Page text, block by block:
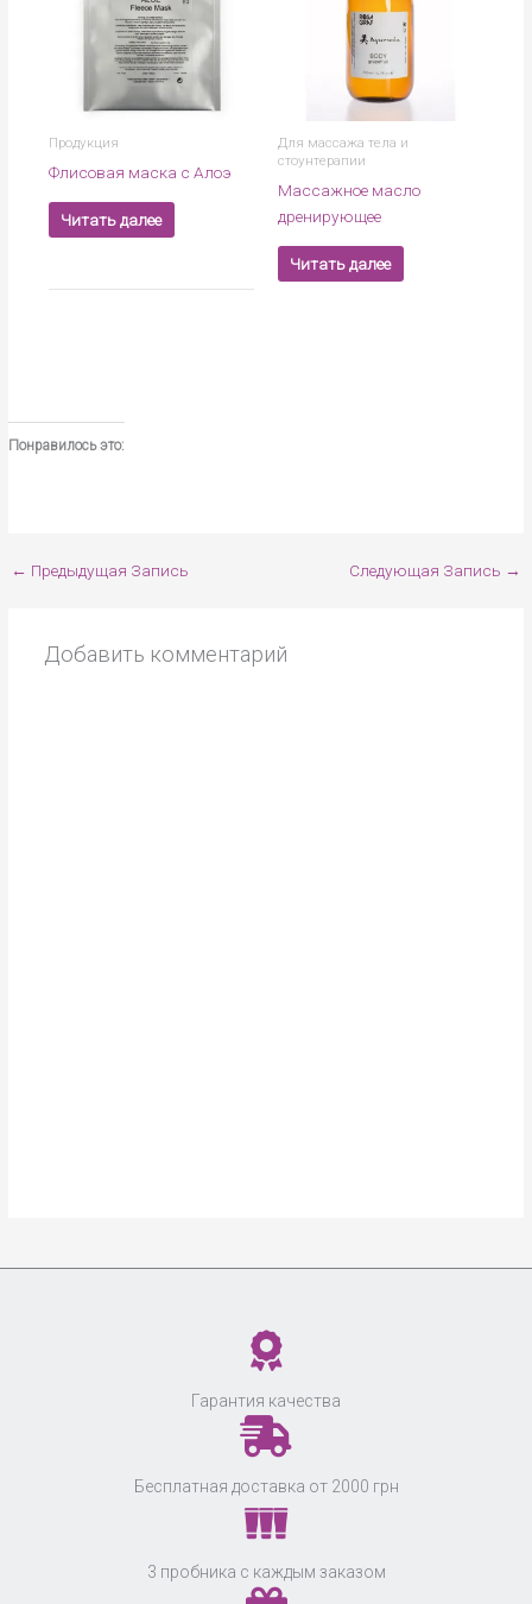
Продукция
Флисовая маска с Алоэ
Читать далее
Для массажа тела и
стоунтерапии
Массажное масло
дренирующее
Читать далее
Понравилось это:
← Предыдущая Запись Следующая Запись →
Добавить комментарий
Гарантия качества
Бесплатная доставка от 2000 грн
3 пробника с каждым заказом